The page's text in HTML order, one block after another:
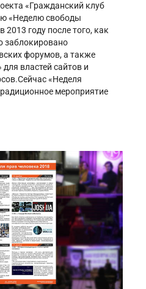
«Гражданский клуб
«Неделю свободы
2013 году после того, как
заблокировано
форумов, а также
властей сайтов и
«Неделя
мероприятие